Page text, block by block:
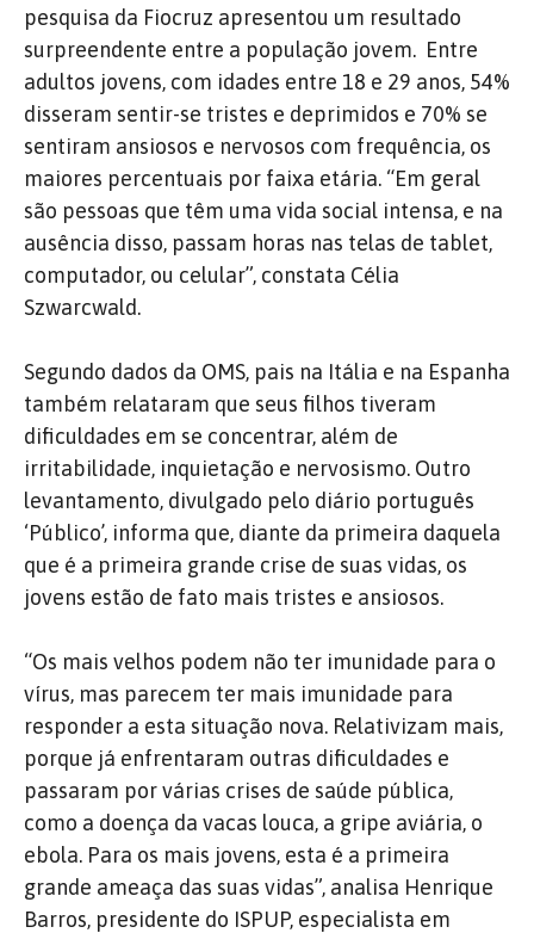
pesquisa da Fiocruz apresentou um resultado
surpreendente entre a população jovem. Entre
adultos jovens, com idades entre 18 e 29 anos, 54%
disseram sentir-se tristes e deprimidos e 70% se
sentiram ansiosos e nervosos com frequência, os
maiores percentuais por faixa etária. “Em geral
são pessoas que têm uma vida social intensa, e na
ausência disso, passam horas nas telas de tablet,
computador, ou celular”, constata Célia
Szwarcwald.
Segundo dados da OMS, pais na Itália e na Espanha
também relataram que seus filhos tiveram
dificuldades em se concentrar, além de
irritabilidade, inquietação e nervosismo. Outro
levantamento, divulgado pelo diário português
‘Público’, informa que, diante da primeira daquela
que é a primeira grande crise de suas vidas, os
jovens estão de fato mais tristes e ansiosos.
“Os mais velhos podem não ter imunidade para o
vírus, mas parecem ter mais imunidade para
responder a esta situação nova. Relativizam mais,
porque já enfrentaram outras dificuldades e
passaram por várias crises de saúde pública,
como a doença da vacas louca, a gripe aviária, o
ebola. Para os mais jovens, esta é a primeira
grande ameaça das suas vidas”, analisa Henrique
Barros, presidente do ISPUP, especialista em